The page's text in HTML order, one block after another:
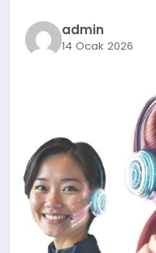
admin
14 Ocak 2026